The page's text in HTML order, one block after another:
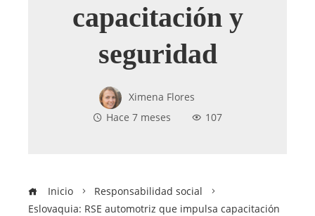
capacitación y
seguridad
Ximena Flores
Hace 7 meses
107
Inicio
Responsabilidad social
Eslovaquia: RSE automotriz que impulsa capacitación